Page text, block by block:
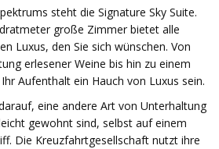
steht die Signature Sky Suite.
große Zimmer bietet alle
Luxus, den Sie sich wünschen. Von
erlesener Weine bis hin zu einem
Aufenthalt ein Hauch von Luxus sein.
eine andere Art von Unterhaltung
gewohnt sind, selbst auf einem
Die Kreuzfahrtgesellschaft nutzt ihre